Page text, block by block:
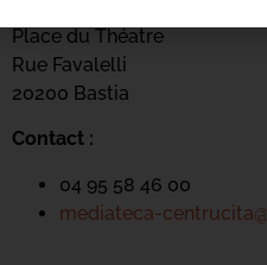
Place du Théatre
Rue Favalelli
20200 Bastia
Contact :
04 95 58 46 00
mediateca-